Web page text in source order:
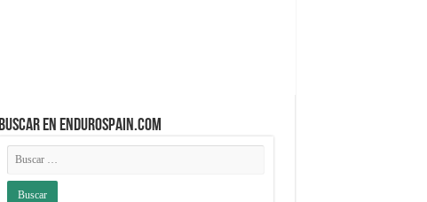
BUSCAR EN ENDUROSPAIN.COM